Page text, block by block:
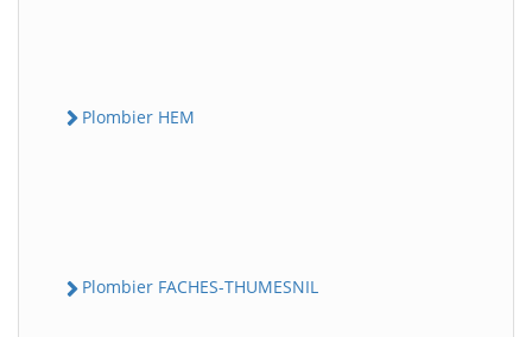
Plombier HEM
Plombier FACHES-THUMESNIL